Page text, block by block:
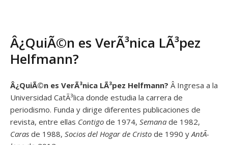
Â¿QuiÃ©n es VerÃ³nica LÃ³pez
Helfmann?
Â¿QuiÃ©n es VerÃ³nica LÃ³pez Helfmann? Â Ingresa a la
Universidad CatÃ³lica donde estudia la carrera de
periodismo. Funda y dirige diferentes publicaciones de
revista, entre ellas Contigo de 1974, Semana de 1982,
Caras de 1988, Socios del Hogar de Cristo de 1990 yAntÃ­